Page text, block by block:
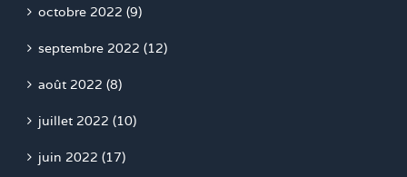
octobre 2022 (9)
septembre 2022 (12)
août 2022 (8)
juillet 2022 (10)
juin 2022 (17)